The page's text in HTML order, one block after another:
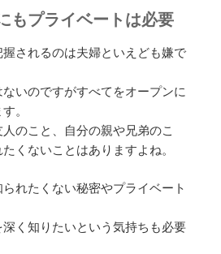
もプライベートは必要
されるのは夫婦といえども嫌で
いのですがすべてをオープンに
。
のこと、自分の親や兄弟のこ
くないことはありますよね。
れたくない秘密やプライベート
く知りたいという気持ちも必要